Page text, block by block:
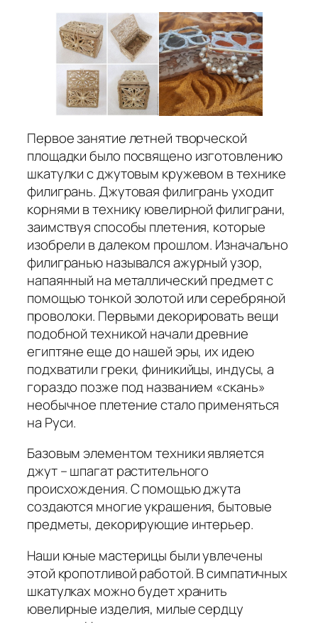
Первое занятие летней творческой
площадки было посвящено изготовлению
шкатулки с джутовым кружевом в технике
филигрань. Джутовая филигрань уходит
корнями в технику ювелирной филиграни,
заимствуя способы плетения, которые
изобрели в далеком прошлом. Изначально
филигранью назывался ажурный узор,
напаянный на металлический предмет с
помощью тонкой золотой или серебряной
проволоки. Первыми декорировать вещи
подобной техникой начали древние
египтяне еще до нашей эры, их идею
подхватили греки, финикийцы, индусы, а
гораздо позже под названием «скань»
необычное плетение стало применяться
на Руси.
Базовым элементом техники является
джут – шпагат растительного
происхождения. С помощью джута
создаются многие украшения, бытовые
предметы, декорирующие интерьер.
Наши юные мастерицы были увлечены
этой кропотливой работой. В симпатичных
шкатулках можно будет хранить
ювелирные изделия, милые сердцу